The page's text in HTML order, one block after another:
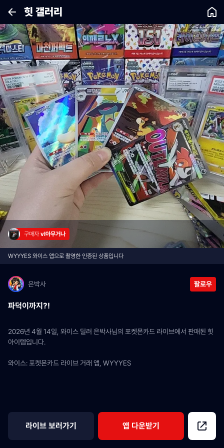
힛 갤러리
구매자 vl아무거나
WYYYES 와이스 앱으로 촬영한 인증된 상품입니다
은박사 팔로우
파덕이까지?!
2026년 4월 14일, 와이스 딜러 은박사님의 포켓몬카드 라이브에서 판매된 힛
아이템입니다.
와이스: 포켓몬카드 라이브 거래 앱, WYYYES
라이브 보러가기 앱 다운받기